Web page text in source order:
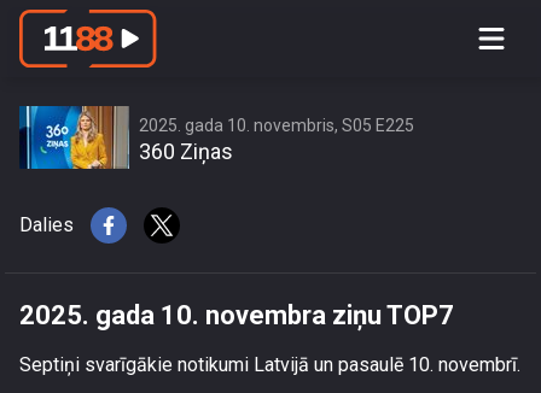
2025. gada 10. novembris, S05 E225
360 Ziņas
Dalies
2025. gada 10. novembra ziņu TOP7
Septiņi svarīgākie notikumi Latvijā un pasaulē 10. novembrī.